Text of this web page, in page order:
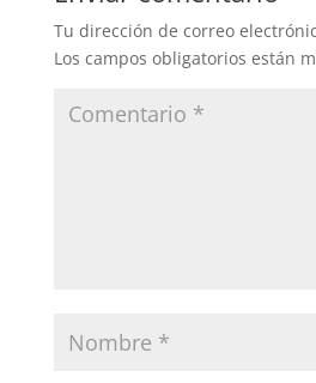
Tu dirección de correo
Los campos obligatorios están